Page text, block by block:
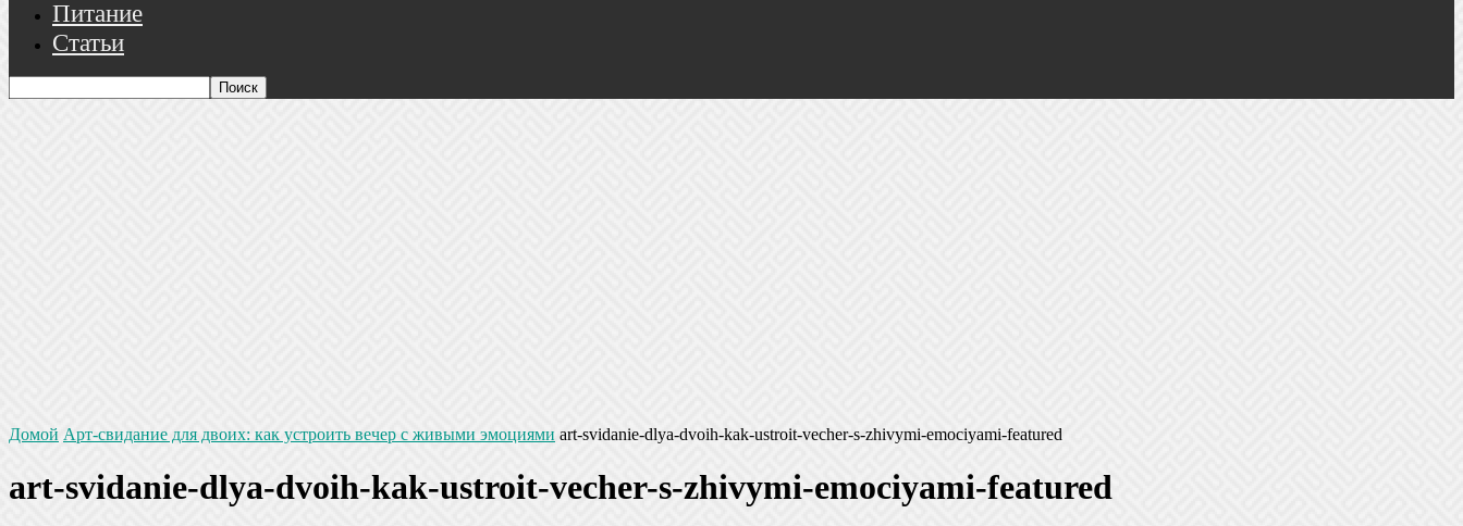
Питание
Статьи
Домой Арт-свидание для двоих: как устроить вечер с живыми эмоциями art-svidanie-dlya-dvoih-kak-ustroit-vecher-s-zhivymi-emociyami-featured
art-svidanie-dlya-dvoih-kak-ustroit-vecher-s-zhivymi-emociyami-featured